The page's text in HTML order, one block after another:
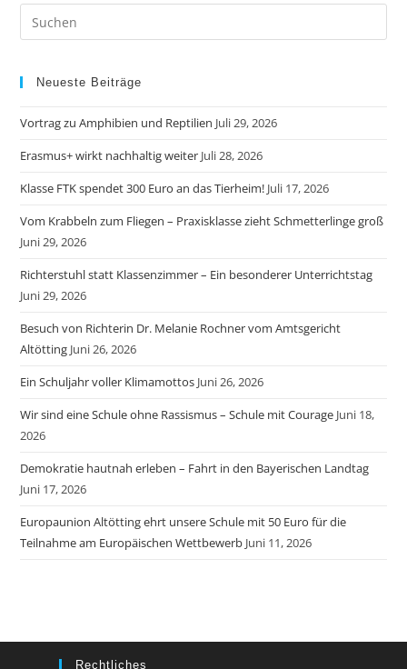
Neueste Beiträge
Vortrag zu Amphibien und Reptilien Juli 29, 2026
Erasmus+ wirkt nachhaltig weiter Juli 28, 2026
Klasse FTK spendet 300 Euro an das Tierheim! Juli 17, 2026
Vom Krabbeln zum Fliegen – Praxisklasse zieht Schmetterlinge groß
Juni 29, 2026
Richterstuhl statt Klassenzimmer – Ein besonderer Unterrichtstag
Juni 29, 2026
Besuch von Richterin Dr. Melanie Rochner vom Amtsgericht
Altötting Juni 26, 2026
Ein Schuljahr voller Klimamottos Juni 26, 2026
Wir sind eine Schule ohne Rassismus – Schule mit Courage Juni 18,
2026
Demokratie hautnah erleben – Fahrt in den Bayerischen Landtag
Juni 17, 2026
Europaunion Altötting ehrt unsere Schule mit 50 Euro für die
Teilnahme am Europäischen Wettbewerb Juni 11, 2026
Rechtliches